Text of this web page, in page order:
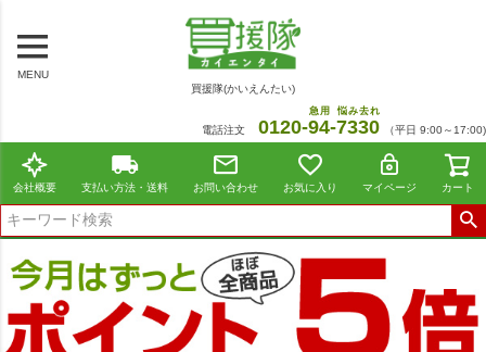
MENU
買援隊(かいえんたい)
電話注文 0120-94
急用
-7330
悩み去れ
（平日 9:00～17:00)
会社概要 支払い方法・送料 お問い合わせ お気に入り マイページ カート